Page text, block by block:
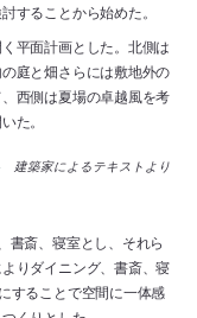
することから始めた。
平面計画とした。北側は
庭と畑さらには敷地外の
西側は夏場の卓越風を考
た。
建築家によるテキストより
書斎、寝室とし、それら
りダイニング、書斎、寝
することで空間に一体感